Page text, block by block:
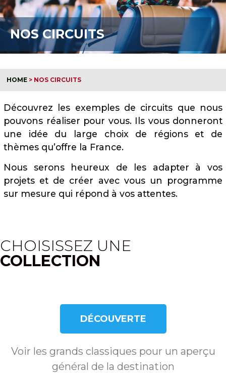
NOS CIRCUITS
HOME > NOS CIRCUITS
Découvrez les exemples de circuits que nous
pouvons réaliser pour vous. Ils vous donneront
une idée du large choix de régions et de
thèmes qu’offre la France.
Nous serons heureux de les adapter à vos
projets et de créer avec vous un programme
sur mesure qui répond à vos attentes.
CHOISISSEZ UNE
COLLECTION
DÉCOUVERTE
Voir les grands classiques pour un aperçu
général de la destination